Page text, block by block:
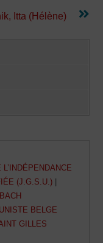
Itta (Hélène)
L’INDÉPENDANCE
(J.G.S.U.)
BELGE
GILLES